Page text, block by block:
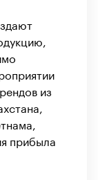
из
прибыла